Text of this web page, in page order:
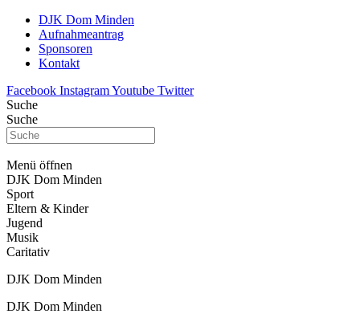
DJK Dom Minden
Aufnahmeantrag
Sponsoren
Kontakt
Facebook InstagramYoutube Twitter
Suche
Suche
Menü öffnen
DJK Dom Minden
Sport
Eltern & Kinder
Jugend
Musik
Caritativ
DJK Dom Minden
DJK Dom Minden